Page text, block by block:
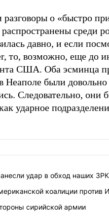
о «быстро
среди
давно, и если
то, возможно, еще до
США. Оба эсминца
Неаполе были
Следовательно, они
ударное
удар в обход наших ЗРК
коалиции против
сирийской армии